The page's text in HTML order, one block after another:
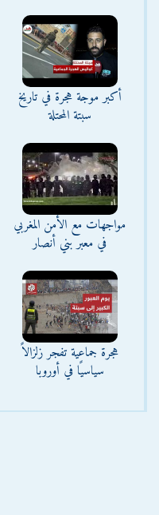
أكبر موجة هجرة في تاريخ
سبتة المحتلة
مواجهات مع الأمن المغربي
في معبر بني أنصار
هجرة جماعية تفجر زلزالاً
سياسيًا في أوروبا